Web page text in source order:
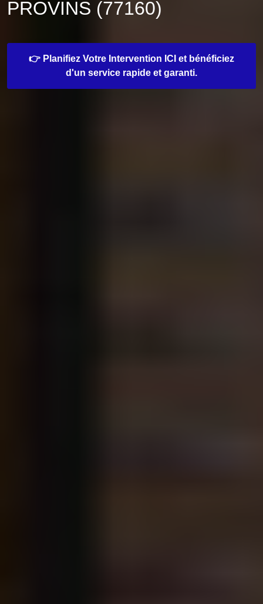
PROVINS (77160)
👉 Planifiez Votre Intervention ICI et bénéficiez
d'un service rapide et garanti.